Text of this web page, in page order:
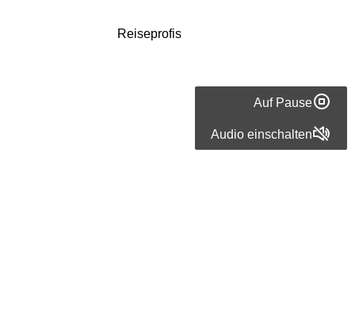
Reiseprofis
Auf Pause
Audio einschalten